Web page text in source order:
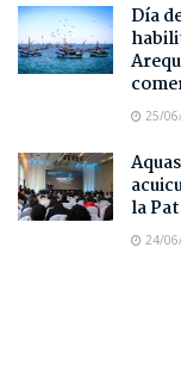
Día
25/
la
24/